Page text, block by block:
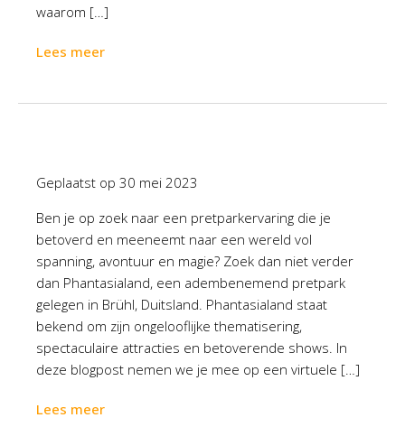
waarom […]
Lees meer
Geplaatst op 30 mei 2023
Ben je op zoek naar een pretparkervaring die je
betoverd en meeneemt naar een wereld vol
spanning, avontuur en magie? Zoek dan niet verder
dan Phantasialand, een adembenemend pretpark
gelegen in Brühl, Duitsland. Phantasialand staat
bekend om zijn ongelooflijke thematisering,
spectaculaire attracties en betoverende shows. In
deze blogpost nemen we je mee op een virtuele […]
Lees meer